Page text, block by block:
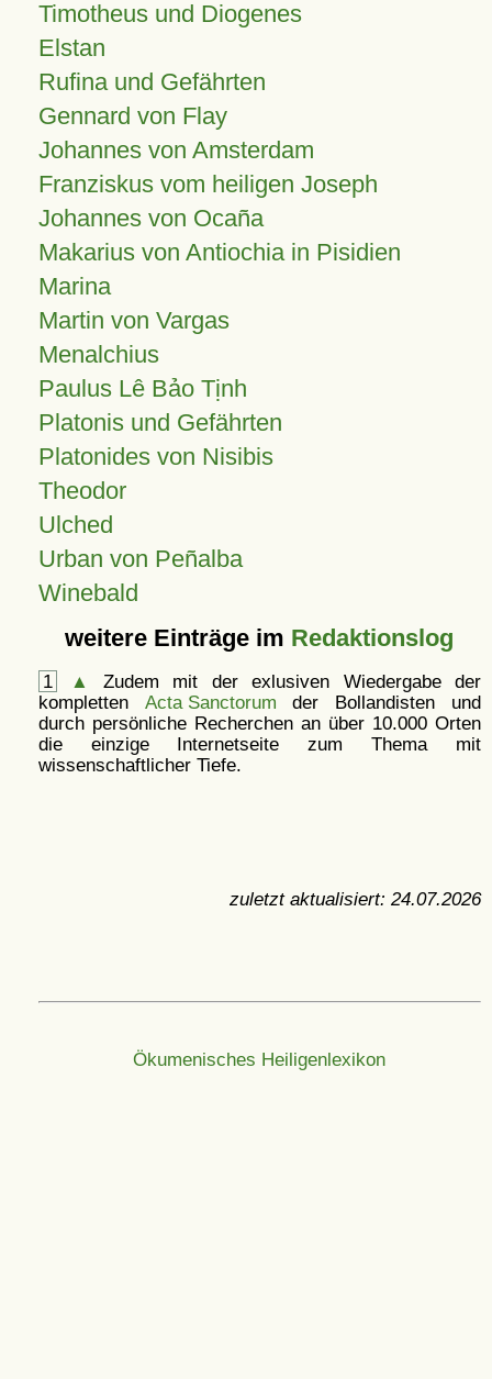
Timotheus und Diogenes
Elstan
Rufina und Gefährten
Gennard von Flay
Johannes von Amsterdam
Franziskus vom heiligen Joseph
Johannes von Ocaña
Makarius von Antiochia in Pisidien
Marina
Martin von Vargas
Menalchius
Paulus Lê Bảo Tịnh
Platonis und Gefährten
Platonides von Nisibis
Theodor
Ulched
Urban von Peñalba
Winebald
weitere Einträge im Redaktionslog
1 ▲
Zudem mit der exlusiven Wiedergabe der
kompletten Acta Sanctorum der Bollandisten und
durch persönliche Recherchen an über 10.000 Orten
die einzige Internetseite zum Thema mit
wissenschaftlicher Tiefe.
zuletzt aktualisiert: 24.07.2026
Ökumenisches Heiligenlexikon